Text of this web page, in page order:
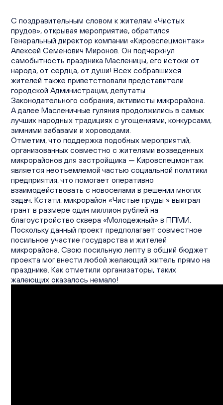
Контакты
С поздравительным словом к жителям «Чистых
прудов», открывая мероприятие, обратился
Генеральный директор компании «Кировспецмонтаж»
Алексей Семенович Миронов. Он подчеркнул
самобытность праздника Масленицы, его истоки от
народа, от сердца, от души! Всех собравшихся
жителей также приветствовали представители
городской Администрации, депутаты
Законодательного собрания, активисты микрорайона.
А далее Масленичные гуляния продолжились в самых
лучших народных традициях с угощениями, конкурсами,
зимними забавами и хороводами.
Отметим, что поддержка подобных мероприятий,
организованных совместно с жителями возведенных
микрорайонов для застройщика — Кировспецмонтаж
является неотъемлемой частью социальной политики
предприятия, что помогает оперативно
взаимодействовать с новоселами в решении многих
задач. Кстати, микрорайон «Чистые пруды » выиграл
грант в размере один миллион рублей на
благоустройство сквера «Молодежный» в ППМИ.
Поскольку данный проект предполагает совместное
посильное участие государства и жителей
микрорайона. Свою посильную лепту в общий бюджет
проекта мог внести любой желающий житель прямо на
празднике. Как отметили организаторы, таких
жалеющих оказалось немало!